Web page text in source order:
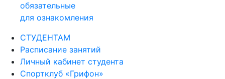
обязательные
для ознакомления
СТУДЕНТАМ
Расписание занятий
Личный кабинет студента
Спортклуб «Грифон»